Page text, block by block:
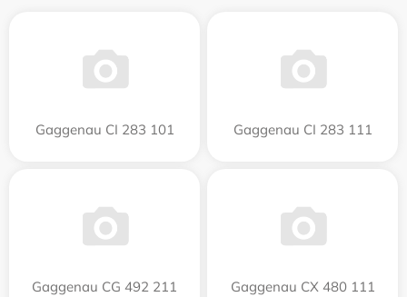
Gaggenau CI 283 101 Gaggenau CI 283 111
Gaggenau CG 492 211 Gaggenau CX 480 111